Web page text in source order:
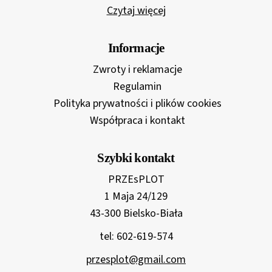
Czytaj więcej
Informacje
Zwroty i reklamacje
Regulamin
Polityka prywatności i plików cookies
Współpraca i kontakt
Szybki kontakt
PRZEsPLOT
1 Maja 24/129
43-300 Bielsko-Biała
tel: 602-619-574
przesplot@gmail.com